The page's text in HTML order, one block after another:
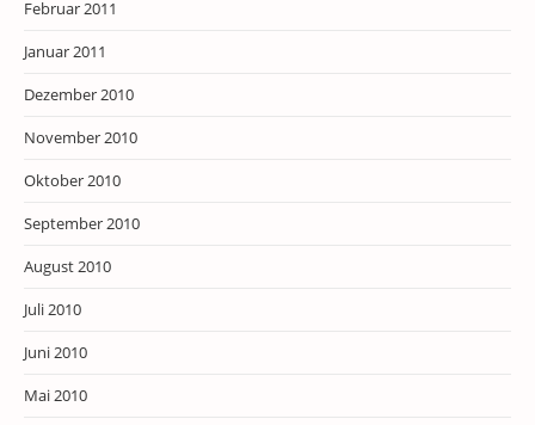
Februar 2011
Januar 2011
Dezember 2010
November 2010
Oktober 2010
September 2010
August 2010
Juli 2010
Juni 2010
Mai 2010